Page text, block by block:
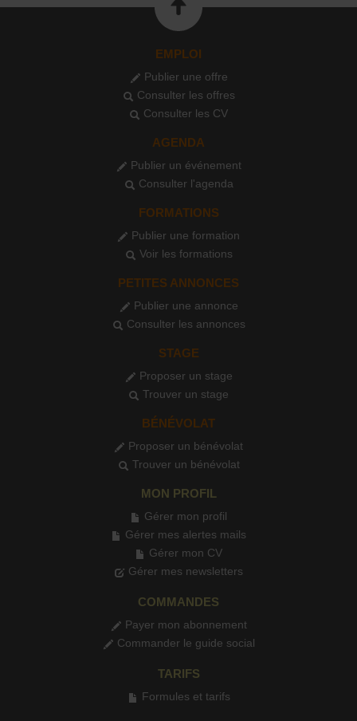
EMPLOI
Publier une offre
Consulter les offres
Consulter les CV
AGENDA
Publier un événement
Consulter l'agenda
FORMATIONS
Publier une formation
Voir les formations
PETITES ANNONCES
Publier une annonce
Consulter les annonces
STAGE
Proposer un stage
Trouver un stage
BÉNÉVOLAT
Proposer un bénévolat
Trouver un bénévolat
MON PROFIL
Gérer mon profil
Gérer mes alertes mails
Gérer mon CV
Gérer mes newsletters
COMMANDES
Payer mon abonnement
Commander le guide social
TARIFS
Formules et tarifs